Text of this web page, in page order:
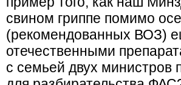
свином гриппе помимо
(рекомендованных ВОЗ)
отечественными
с семьей двух министров